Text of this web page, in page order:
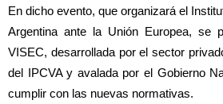
En dicho evento, que organizará el
Argentina ante la Unión Europea, se
VISEC, desarrollada por el sector
del IPCVA y avalada por el Gobierno
cumplir con las nuevas normativas.